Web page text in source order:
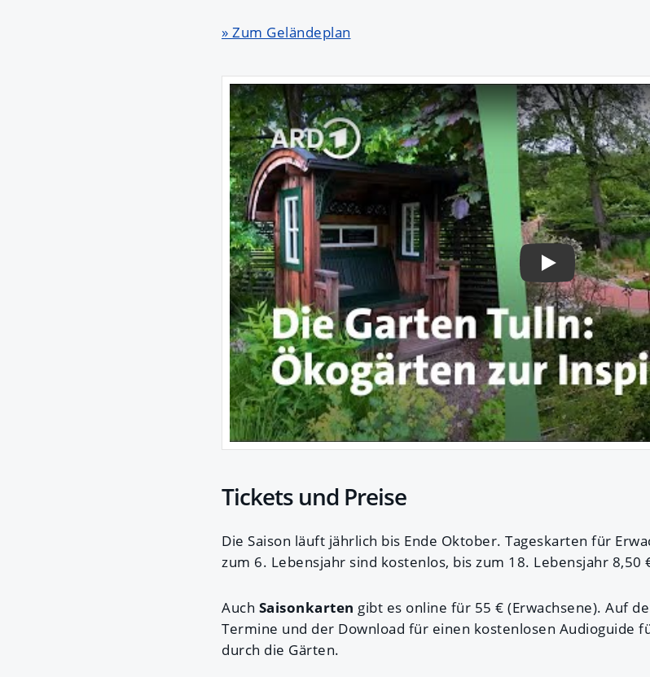
» Zum Geländeplan
Play
Tickets und Preise
Die Saison läuft jährlich bis Ende Oktober. Tageskarten für
zum 6. Lebensjahr sind kostenlos, bis zum 18. Lebensjahr 8,50
Auch Saisonkarten gibt es online für 55 € (Erwachsene). Auf
Termine und der Download für einen kostenlosen Audioguide
durch die Gärten.